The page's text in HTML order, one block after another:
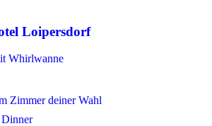
Loipersdorf
Whirlwanne
Zimmer deiner Wahl